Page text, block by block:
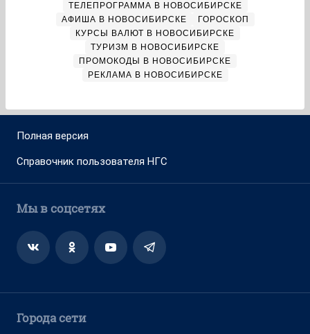
ТЕЛЕПРОГРАММА В НОВОСИБИРСКЕ
АФИША В НОВОСИБИРСКЕ
ГОРОСКОП
КУРСЫ ВАЛЮТ В НОВОСИБИРСКЕ
ТУРИЗМ В НОВОСИБИРСКЕ
ПРОМОКОДЫ В НОВОСИБИРСКЕ
РЕКЛАМА В НОВОСИБИРСКЕ
Полная версия
Справочник пользователя НГС
Мы в соцсетях
Города сети